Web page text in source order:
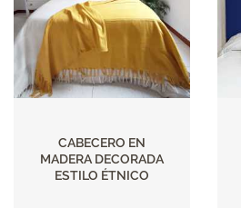
CABECERO EN
MADERA DECORADA
ESTILO ÉTNICO